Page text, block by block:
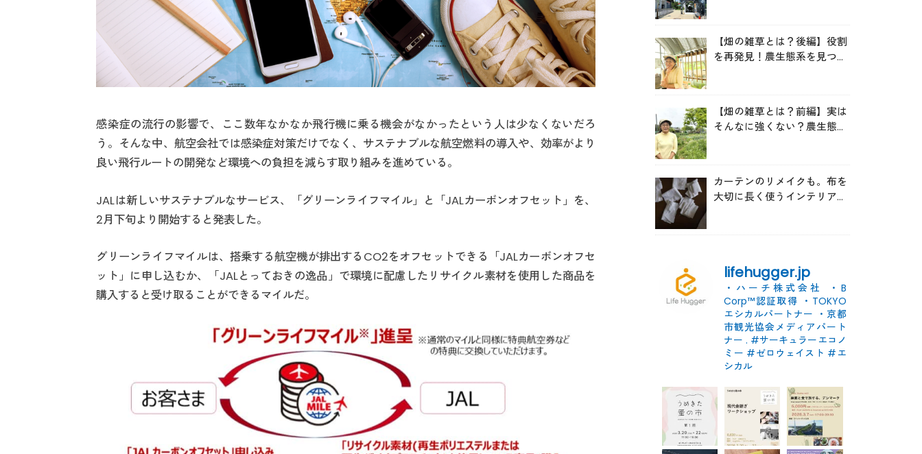
感染症の流行の影響で、ここ数年なかなか飛行機に乗る機会がなかったという人は少なくないだろ
う。そんな中、航空会社では感染症対策だけでなく、サステナブルな航空燃料の導入や、効率がより
良い飛行ルートの開発など環境への負担を減らす取り組みを進めている。
JALは新しいサステナブルなサービス、「グリーンライフマイル」と「JALカーボンオフセット」を、
2月下旬より開始すると発表した。
グリーンライフマイルは、搭乗する航空機が排出するCO2をオフセットできる「JALカーボンオフセ
ット」に申し込むか、「JALとっておきの逸品」で環境に配慮したリサイクル素材を使用した商品を
購入すると受け取ることができるマイルだ。
【畑の雑草とは？後編】役割
を再発見！農生態系を見つめ
【畑の雑草とは？前編】実は
そんなに強くない？農生態系
カーテンのリメイクも。布を
大切に長く使うインテリアの
lifehugger.jp
・ハーチ株式会社
・B
Corp™認証取得 ・TOKYO
エシカルパートナー ・京都
市観光協会メディアパート
ナー . #サーキュラーエコノ
ミー #ゼロウェイスト #エ
シカル